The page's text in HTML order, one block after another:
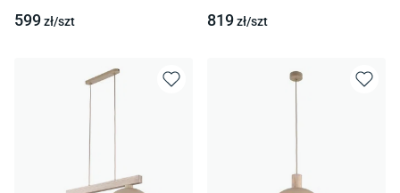
599zł/szt 819zł/szt